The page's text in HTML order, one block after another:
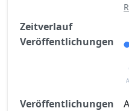
Zeitverlauf
Veröffentlichungen
Veröffentlichungen